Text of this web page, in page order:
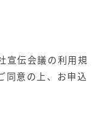
宣伝会議の利用規
同意の上、お申込